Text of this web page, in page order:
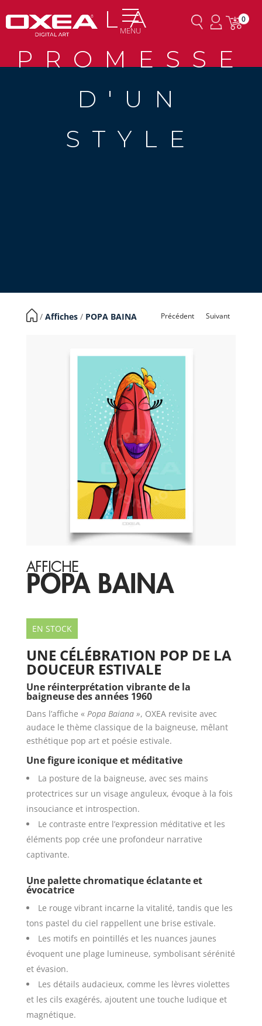
MENU
0
LA
PROMESSE
D'UN
STYLE
​ / Affiches/ POPA BAINA Précédent Suivant
AFFICHE
POPA BAINA
EN STOCK
UNE CÉLÉBRATION POP DE LA
DOUCEUR ESTIVALE
Une réinterprétation vibrante de la
baigneuse des années 1960
Dans l’affiche « Popa Baiana », OXEA revisite avec
audace le thème classique de la baigneuse, mêlant
esthétique pop art et poésie estivale.
Une figure iconique et méditative
La posture de la baigneuse, avec ses mains
protectrices sur un visage anguleux, évoque à la fois
insouciance et introspection.
Le contraste entre l’expression méditative et les
éléments pop crée une profondeur narrative
captivante.
Une palette chromatique éclatante et
évocatrice
Le rouge vibrant incarne la vitalité, tandis que les
tons pastel du ciel rappellent une brise estivale.
Les motifs en pointillés et les nuances jaunes
évoquent une plage lumineuse, symbolisant sérénité
et évasion.
Les détails audacieux, comme les lèvres violettes
et les cils exagérés, ajoutent une touche ludique et
magnétique.